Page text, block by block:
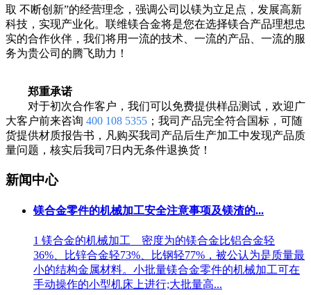
取 不断创新”的经营理念，强调公司以镁为立足点，发展高新
科技，实现产业化。联维镁合金将是您在选择镁合产品理想忠
实的合作伙伴，我们将用一流的技术、一流的产品、一流的服
务为贵公司的腾飞助力！
郑重承诺
对于初次合作客户，我们可以免费提供样品测试，欢迎广
大客户前来咨询 400 108 5355 ；我司产品完全符合国标，可随
货提供材质报告书，凡购买我司产品后生产加工中发现产品质
量问题，核实后我司7日内无条件退换货！
新闻中心
镁合金零件的机械加工安全注意事项及镁渣的...
1 镁合金的机械加工 密度为的镁合金比铝合金轻
36%、比锌合金轻73%、比钢轻77%，被公认为是质量最
小的结构金属材料。小批量镁合金零件的机械加工可在
手动操作的小型机床上进行;大批量高...